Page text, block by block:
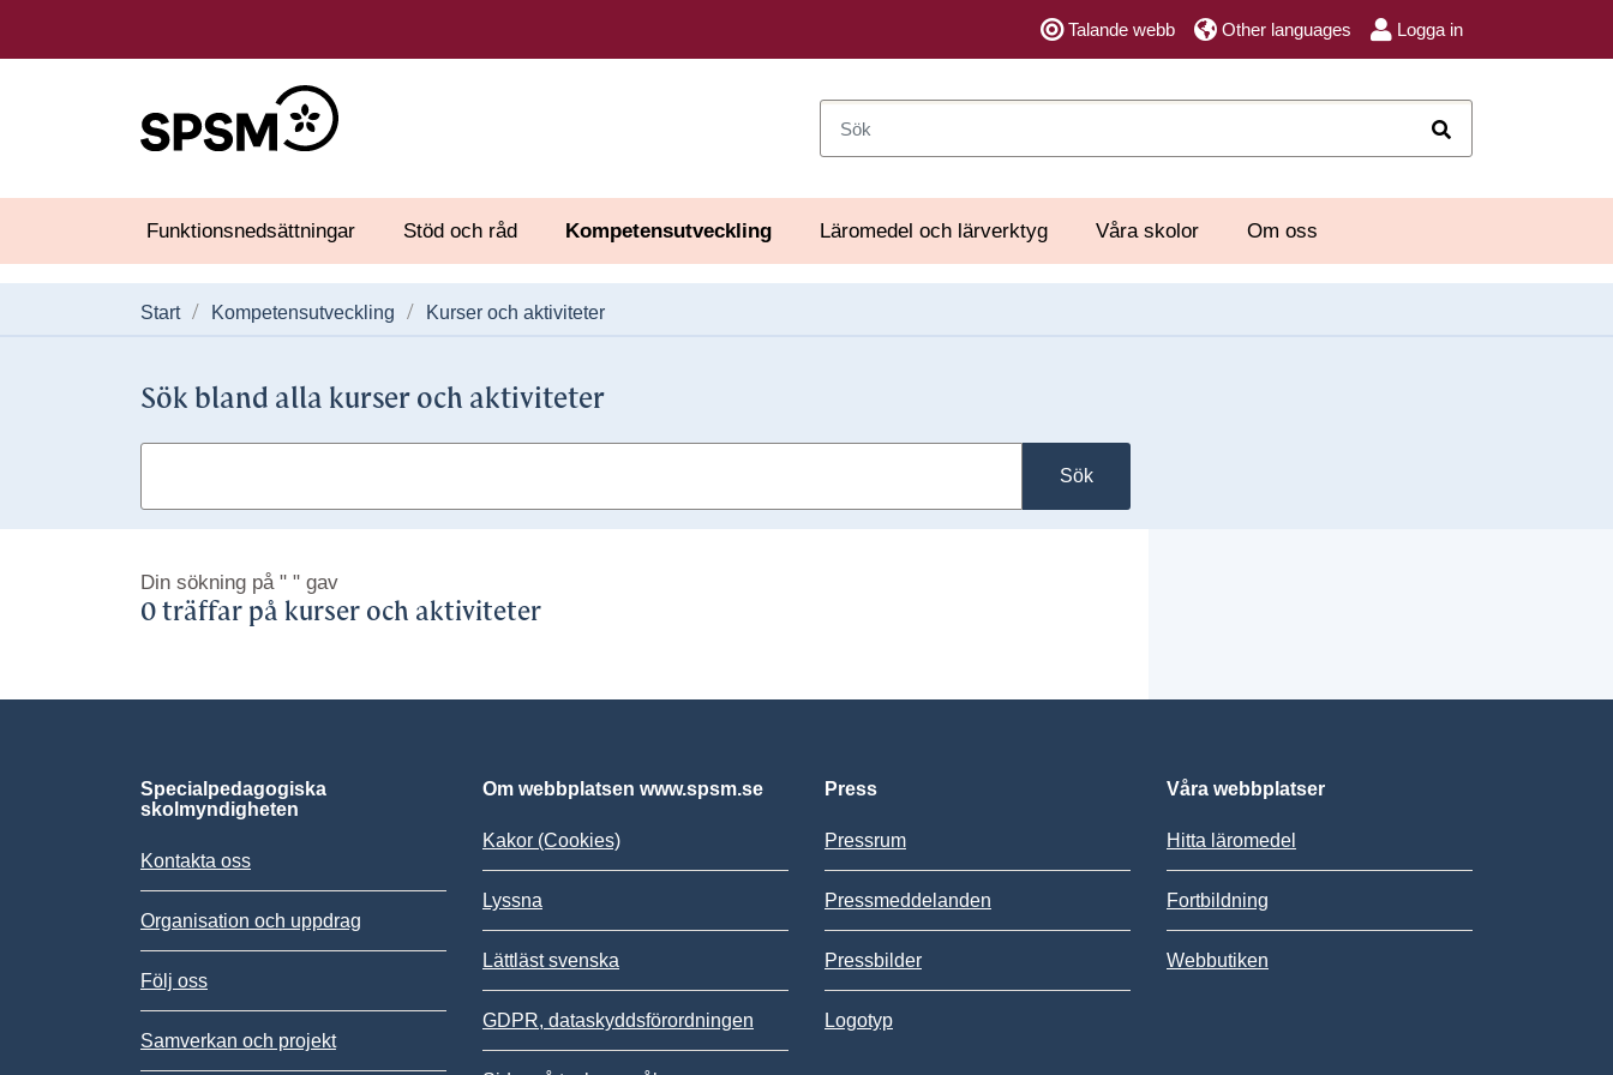
Talande webb Other languages Logga in
Funktionsnedsättningar Stöd och råd Kompetensutveckling Läromedel och lärverktyg Våra skolor Om oss
Start Kompetensutveckling Kurser och aktiviteter
Sök bland alla kurser och aktiviteter
Sök
Din sökning på " " gav
0 träffar på kurser och aktiviteter
Specialpedagogiska
skolmyndigheten
Kontakta oss
Organisation och uppdrag
Följ oss
Samverkan och projekt
Om webbplatsen www.spsm.se
Kakor (Cookies)
Lyssna
Lättläst svenska
GDPR, dataskyddsförordningen
Press
Pressrum
Pressmeddelanden
Pressbilder
Logotyp
Våra webbplatser
Hitta läromedel
Fortbildning
Webbutiken